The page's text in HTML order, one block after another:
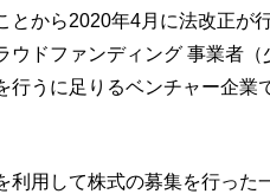
から2020年4月に法改正が
ドファンディング 事業者（
うに足りるベンチャー企業
用して株式の募集を行った